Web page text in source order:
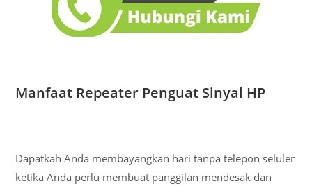
Manfaat Repeater Penguat Sinyal HP
Dapatkah Anda membayangkan hari tanpa telepon seluler
ketika Anda perlu membuat panggilan mendesak dan